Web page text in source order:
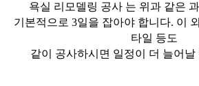
욕실 리모델링 공사 는 위과 같은
기본적으로 3일을 잡아야 합니다. 이
타일 등도
같이 공사하시면 일정이 더 늘어